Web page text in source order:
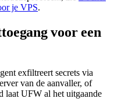
je VPS.
voor een
exfiltreert secrets via
van de aanvaller, of
laat UFW al het uitgaande